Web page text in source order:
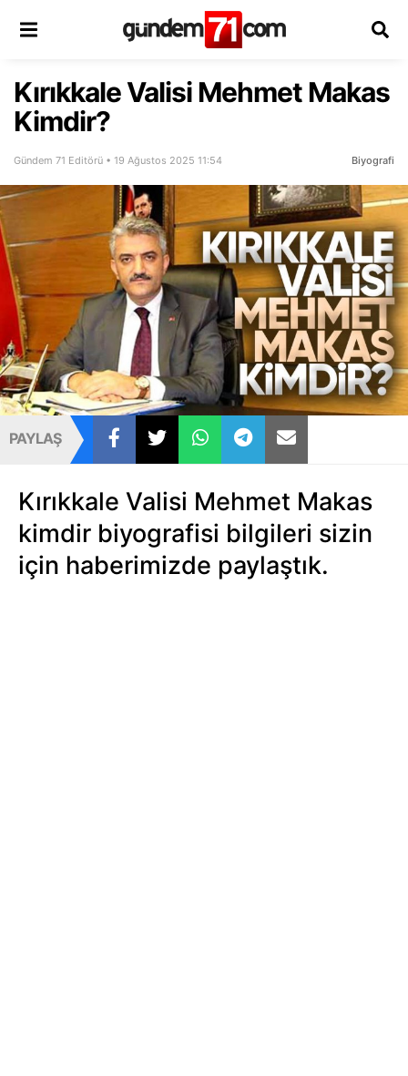
Kırıkkale Valisi Mehmet Makas
Kimdir?
Gündem 71 Editörü • 19 Ağustos 2025 11:54 Biyografi
PAYLAŞ
Kırıkkale Valisi Mehmet Makas
kimdir biyografisi bilgileri sizin
için haberimizde paylaştık.